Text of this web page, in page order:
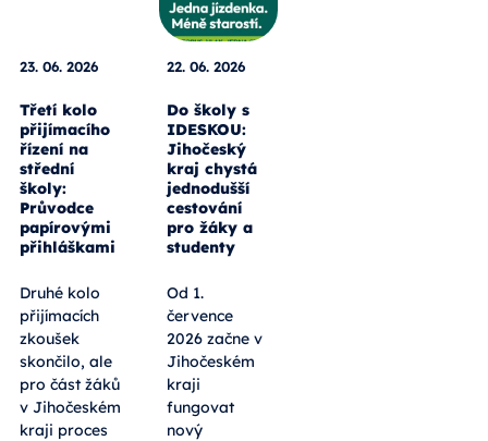
23. 06. 2026
Třetí kolo
přijímacího
řízení na
střední
školy:
Průvodce
papírovými
přihláškami
Druhé kolo
přijímacích
zkoušek
skončilo, ale
pro část žáků
v Jihočeském
kraji proces
22. 06. 2026
Do školy s
IDESKOU:
Jihočeský
kraj chystá
jednodušší
cestování
pro žáky a
studenty
Od 1.
července
2026 začne v
Jihočeském
kraji
fungovat
nový